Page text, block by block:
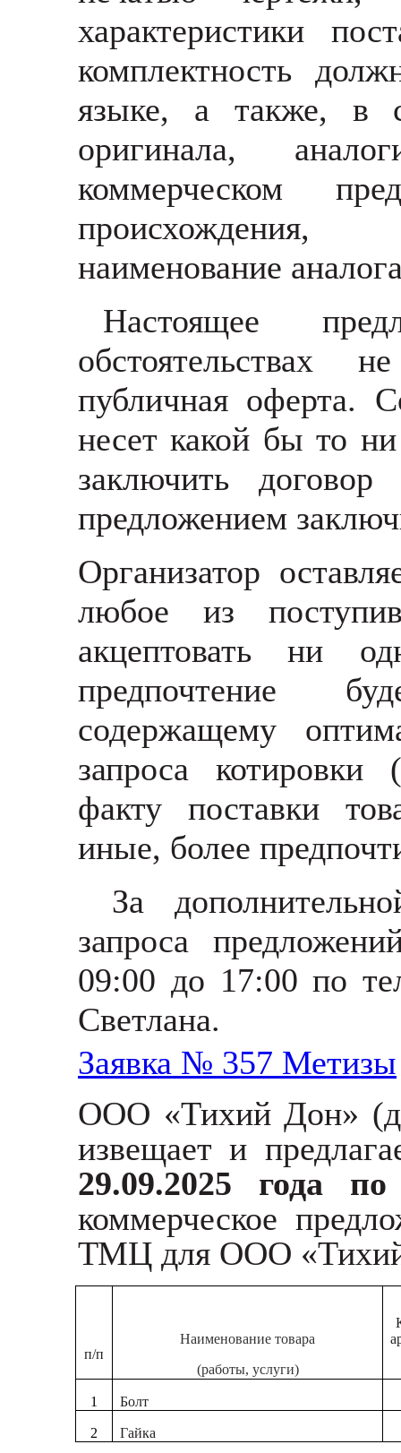
характеристики
комплектность
языке, а также, в
оригинала,
коммерческом
происхождения,
наименование
Настоящее
обстоятельствах
публичная оферта.
несет какой бы то
заключить
предложением
Организатор
любое из
акцептовать ни
предпочтение
содержащему
запроса
факту поставки
иные, более
За
запроса
09:00 до 17:00 по
Светлана.
Заявка № 357 Метизы
ООО «Тихий Дон»
извещает и
29.09.2025 года
коммерческое
ТМЦ для ООО
п/п
Наименование товара
(работы, услуги)
1 Болт
2 Гайка